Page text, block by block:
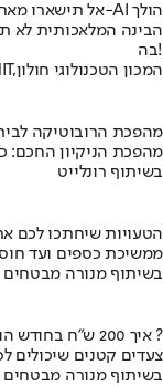
אל תישארו מאחור – בואו לגלות לאן ה-AI הולך
הבינה המלאכותית לא
בה!
בשיתוף HIT,המכון הטכנולוגי חולון
מהפכת הרובוטיקה
מהפכת הניקיון החכם:
בשיתוף רונלייט
הטעויות שיחתכו לכם
ממשיכת כספים ועד
בשיתוף מנורה מבטחים
איך 200 ש"ח בחודש הופכים ל140 אלף ?
צעדים קטנים שיכולים
בשיתוף מנורה מבטחים